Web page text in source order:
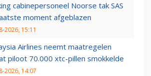
cabinepersoneel Noorse tak SAS
moment afgeblazen
2026, 15:11
Airlines neemt maatregelen
piloot 70.000 xtc-pillen smokkelde
2026, 14:07